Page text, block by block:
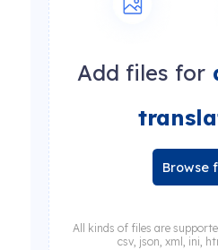
Add files for
Browse
All kinds of files are
csv, json, xml, ini,